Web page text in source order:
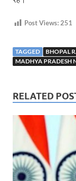
Post Views:251
TAGGED BHOPAL
MADHYA PRADESH
RELATED